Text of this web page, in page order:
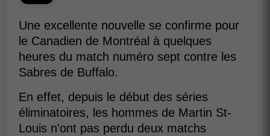
Une excellente nouvelle se confirme pour
le Canadien de Montréal à quelques
heures du match numéro sept contre les
Sabres de Buffalo.
En effet, depuis le début des séries
éliminatoires, les hommes de Martin St-
Louis n'ont pas perdu deux matchs